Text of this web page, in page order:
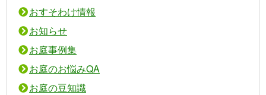
おすそわけ情報
お知らせ
お庭事例集
お庭のお悩みQA
お庭の豆知識